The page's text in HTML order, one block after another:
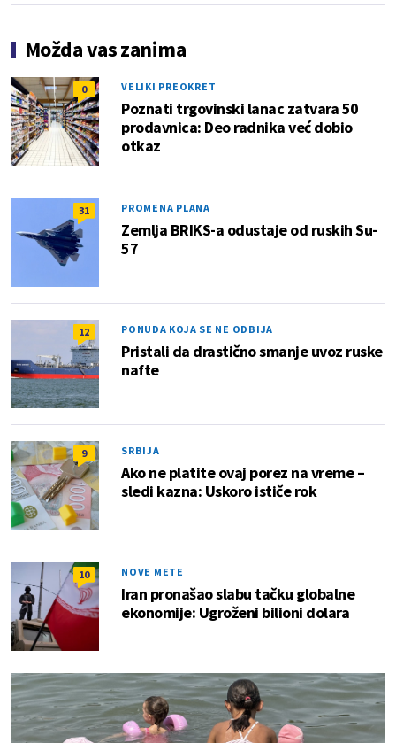
Možda vas zanima
0 VELIKI PREOKRET
Poznati trgovinski lanac zatvara 50
prodavnica: Deo radnika već dobio
otkaz
31 PROMENA PLANA
Zemlja BRIKS-a odustaje od ruskih Su-
57
12 PONUDA KOJA SE NE ODBIJA
Pristali da drastično smanje uvoz ruske
nafte
9 SRBIJA
Ako ne platite ovaj porez na vreme –
sledi kazna: Uskoro ističe rok
10 NOVE METE
Iran pronašao slabu tačku globalne
ekonomije: Ugroženi bilioni dolara